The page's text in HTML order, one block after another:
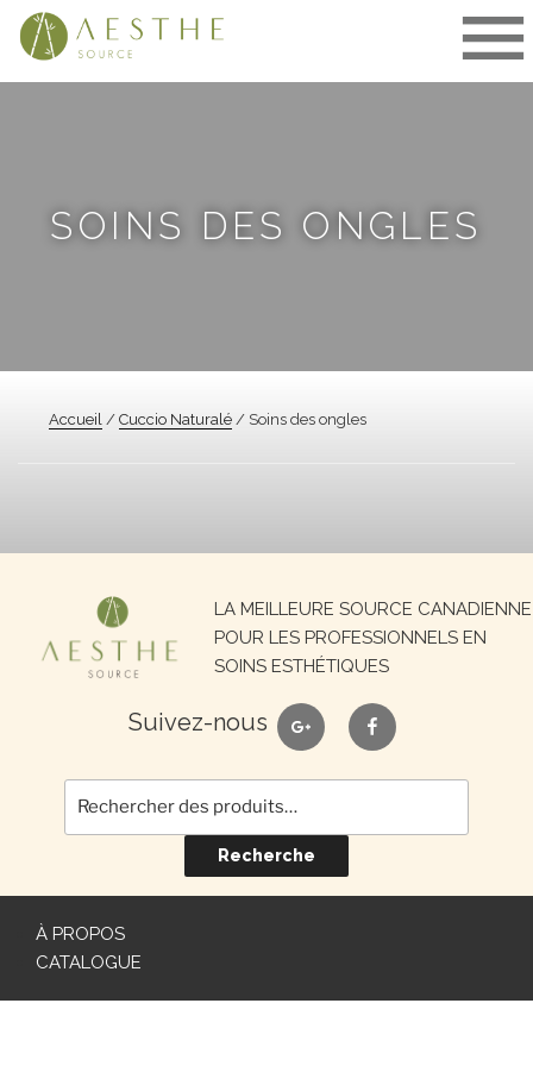
Aller
SOINS DES ONGLES
Accueil / Cuccio Naturalé / Soins des ongles
LA MEILLEURE SOURCE CANADIENNE
POUR LES PROFESSIONNELS EN
SOINS ESTHÉTIQUES
Suivez-nous google facebook
Recherche
pour :
Recherche
À PROPOS
CATALOGUE